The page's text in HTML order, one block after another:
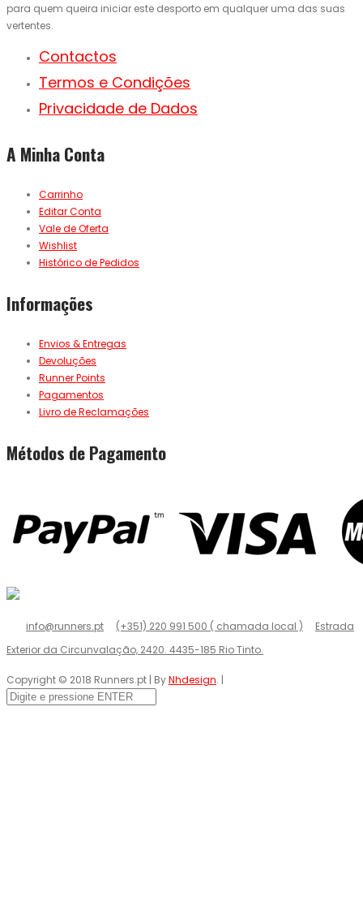
para quem queira iniciar este desporto em qualquer uma das suas
vertentes.
Contactos
Termos e Condições
Privacidade de Dados
A Minha Conta
Carrinho
Editar Conta
Vale de Oferta
Wishlist
Histórico de Pedidos
Informações
Envios & Entregas
Devoluções
Runner Points
Pagamentos
Livro de Reclamações
Métodos de Pagamento
info@runners.pt (+351) 220 991 500 ( chamada local )
Estrada
Exterior da Circunvalação, 2420. 4435-185 Rio Tinto.
Copyright © 2018 Runners.pt | ByNhdesign. |